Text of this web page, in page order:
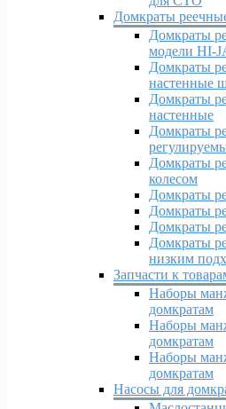
Домкраты
Домкраты
модели HI-
Домкраты
настенные
Домкраты
настенные
Домкраты
Домкраты
колесом
Домкраты
Домкраты
Домкраты
Домкраты
низким
Запчасти к
Наборы
домкратам
Наборы
домкратам
Наборы
домкратам
Насосы для